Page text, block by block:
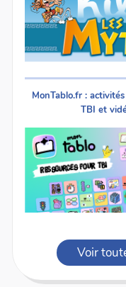
MonTablo.fr :
TBI et
Voir